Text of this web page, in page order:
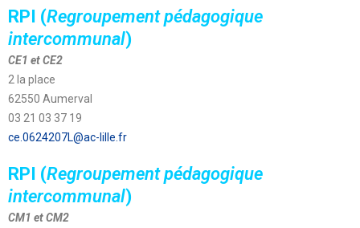
RPI (Regroupement pédagogique
intercommunal)
CE1 et CE2
2 la place
62550 Aumerval
03 21 03 37 19
ce.0624207L@ac-lille.fr
RPI (Regroupement pédagogique
intercommunal)
CM1 et CM2